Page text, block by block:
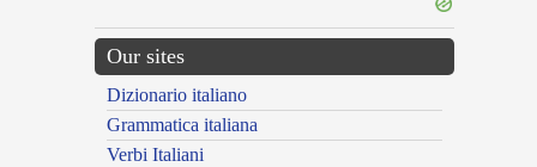
Our sites
Dizionario italiano
Grammatica italiana
Verbi Italiani